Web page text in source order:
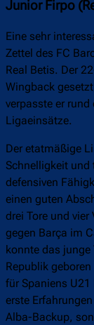
Junior Firpo
Eine sehr
Zettel des FC
Real Betis. Der
Wingback
verpasste er
Ligaeinsätze.
Der etatmäßige
Schnelligkeit und
defensiven
einen guten
drei Tore und
gegen Barça im
konnte das
Republik
für Spaniens
erste
Alba-Backup,